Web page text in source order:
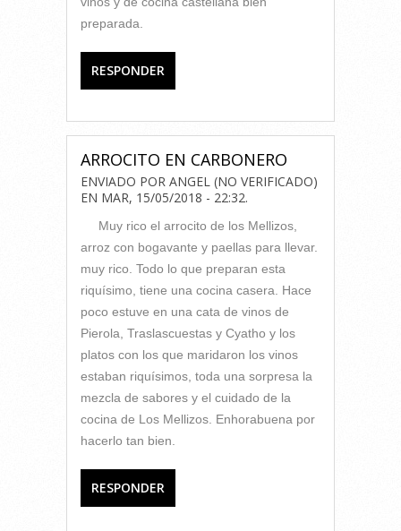
preparada.
RESPONDER
ARROCITO EN CARBONERO
ENVIADO POR ANGEL (NO VERIFICADO)
EN MAR, 15/05/2018 - 22:32.
Muy rico el arrocito de los Mellizos,
arroz con bogavante y paellas para llevar.
muy rico. Todo lo que preparan esta
riquísimo, tiene una cocina casera. Hace
poco estuve en una cata de vinos de
Pierola, Traslascuestas y Cyatho y los
platos con los que maridaron los vinos
estaban riquísimos, toda una sorpresa la
mezcla de sabores y el cuidado de la
cocina de Los Mellizos. Enhorabuena por
hacerlo tan bien.
RESPONDER